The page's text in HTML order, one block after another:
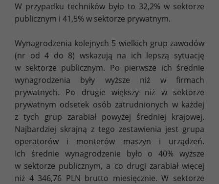
W przypadku techników było to 32,2% w sektorze
publicznym i 41,5% w sektorze prywatnym.
Wynagrodzenia kolejnych 5 wielkich grup zawodów
(nr od 4 do 8) wskazują na ich lepszą sytuację
w sektorze publicznym. Po pierwsze ich średnie
wynagrodzenia były wyższe niż w firmach
prywatnych. Po drugie większy niż w sektorze
prywatnym odsetek osób zatrudnionych w każdej
z tych grup zarabiał powyżej średniej krajowej.
Najbardziej skrajną z tego zestawienia jest grupa
operatorów i monterów maszyn i urządzeń.
Ich średnie wynagrodzenie było o 40% wyższe
w sektorze publicznym, a co drugi zarabiał więcej
niż 4 346,76 PLN brutto miesięcznie. W sektorze